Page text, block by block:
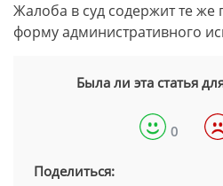
Жалоба в суд содержит те же
форму административного
Была ли эта статья
0
Поделиться: